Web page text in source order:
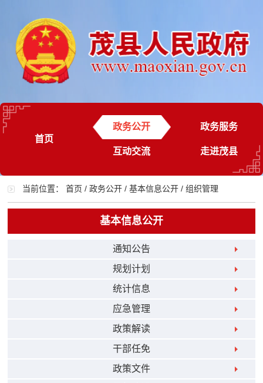
首页
政务公开 政务服务
互动交流 走进茂县
当前位置：首页 /政务公开 /基本信息公开 /组织管理
基本信息公开
通知公告
规划计划
统计信息
应急管理
政策解读
干部任免
政策文件